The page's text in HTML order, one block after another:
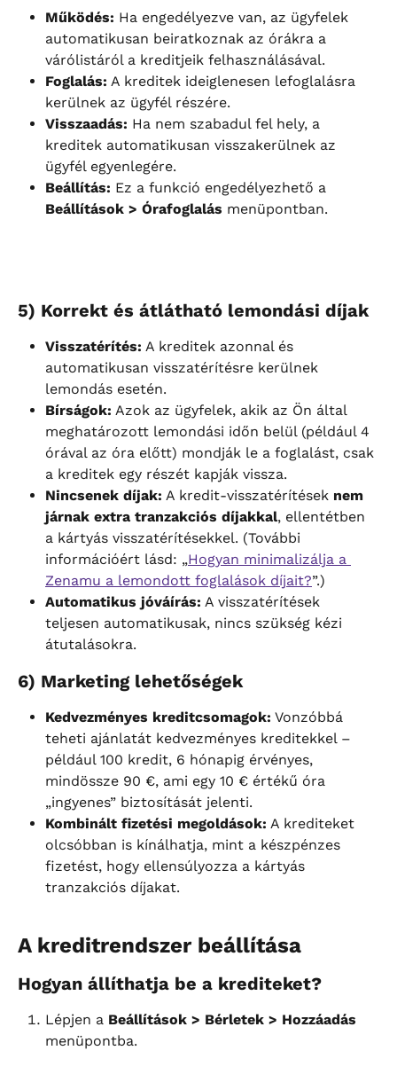
Működés: Ha engedélyezve van, az ügyfelek
automatikusan beiratkoznak az órákra a
várólistáról a kreditjeik felhasználásával.
Foglalás: A kreditek ideiglenesen lefoglalásra
kerülnek az ügyfél részére.
Visszaadás: Ha nem szabadul fel hely, a
kreditek automatikusan visszakerülnek az
ügyfél egyenlegére.
Beállítás: Ez a funkció engedélyezhető a
Beállítások > Órafoglalás menüpontban.
5) Korrekt és átlátható lemondási díjak
Visszatérítés: A kreditek azonnal és
automatikusan visszatérítésre kerülnek
lemondás esetén.
Bírságok: Azok az ügyfelek, akik az Ön által
meghatározott lemondási időn belül (például 4
órával az óra előtt) mondják le a foglalást, csak
a kreditek egy részét kapják vissza.
Nincsenek díjak: A kredit-visszatérítések nem
járnak extra tranzakciós díjakkal, ellentétben
a kártyás visszatérítésekkel. (További
információért lásd: „Hogyan minimalizálja a
Zenamu a lemondott foglalások díjait?”.)
Automatikus jóváírás: A visszatérítések
teljesen automatikusak, nincs szükség kézi
átutalásokra.
6) Marketing lehetőségek
Kedvezményes kreditcsomagok: Vonzóbbá
teheti ajánlatát kedvezményes kreditekkel –
például 100 kredit, 6 hónapig érvényes,
mindössze 90 €, ami egy 10 € értékű óra
„ingyenes” biztosítását jelenti.
Kombinált fizetési megoldások: A krediteket
olcsóbban is kínálhatja, mint a készpénzes
fizetést, hogy ellensúlyozza a kártyás
tranzakciós díjakat.
A kreditrendszer beállítása
Hogyan állíthatja be a krediteket?
Lépjen a Beállítások > Bérletek > Hozzáadás
menüpontba.